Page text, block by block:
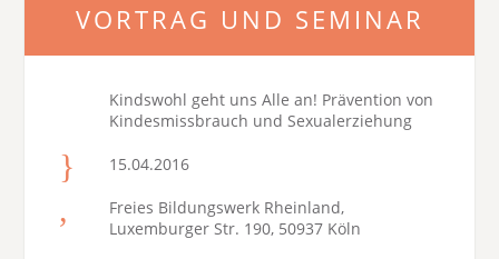
VORTRAG UND SEMINAR
Kindswohl geht uns Alle an! Prävention von
Kindesmissbrauch und Sexualerziehung
15.04.2016
Freies Bildungswerk Rheinland,
Luxemburger Str. 190, 50937 Köln